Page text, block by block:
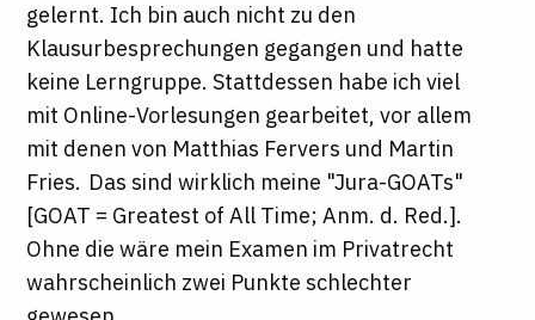
gelernt. Ich bin auch nicht zu den
Klausurbesprechungen gegangen und hatte
keine Lerngruppe. Stattdessen habe ich viel
mit Online-Vorlesungen gearbeitet, vor allem
mit denen von Matthias Fervers und Martin
Fries. Das sind wirklich meine "Jura-GOATs"
[GOAT = Greatest of All Time; Anm. d. Red.].
Ohne die wäre mein Examen im Privatrecht
wahrscheinlich zwei Punkte schlechter